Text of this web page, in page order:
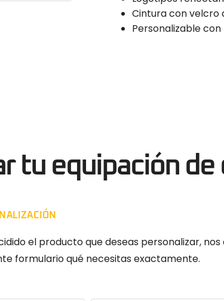
Cintura con velcro
Personalizable
tu equipación de
el producto que deseas personalizar, nos
formulario qué necesitas exactamente.